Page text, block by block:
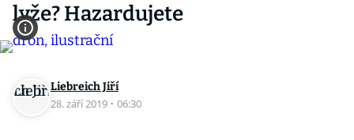
lyže? Hazardujete
Liebreich Jiří
28. září 2019 · 06:30